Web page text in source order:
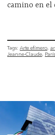
camino en el
Tags: Arte efímero
Jeanne-Claude París